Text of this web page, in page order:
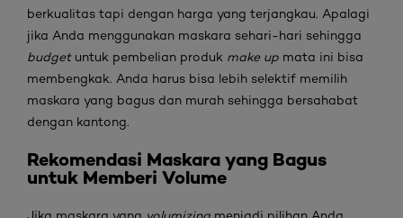
berkualitas tapi dengan harga yang terjangkau. Apalagi
jika Anda menggunakan maskara sehari-hari sehingga
budgetuntuk pembelian produk make up mata ini bisa
membengkak. Anda harus bisa lebih selektif memilih
maskara yang bagus dan murah sehingga bersahabat
dengan kantong.
Rekomendasi Maskara yang Bagus
untuk Memberi Volume